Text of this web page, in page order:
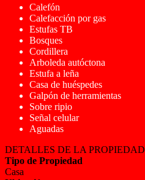
Calefón
Calefacción por gas
Estufas TB
Bosques
Cordillera
Arboleda autóctona
Estufa a leña
Casa de huéspedes
Galpón de herramientas
Sobre ripio
Señal celular
Aguadas
DETALLES DE LA PROPIEDAD
Tipo de Propiedad
Casa